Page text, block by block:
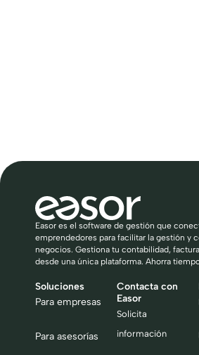
Easor es el software de gestión que
emprendedores para facilitar la gestión y
negocios. Gestiona tu contabilidad,
desde una única plataforma. Ahorra
Soluciones
Para empresas
Para asesorías
Contacta con
Easor
Solicita
información